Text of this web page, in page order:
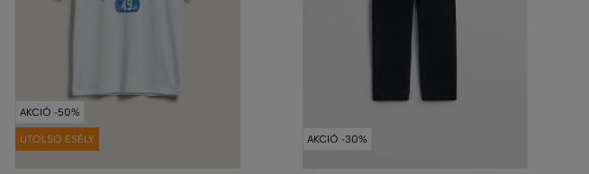
AKCIÓ -50%
UTOLSÓ ESÉLY AKCIÓ -30%